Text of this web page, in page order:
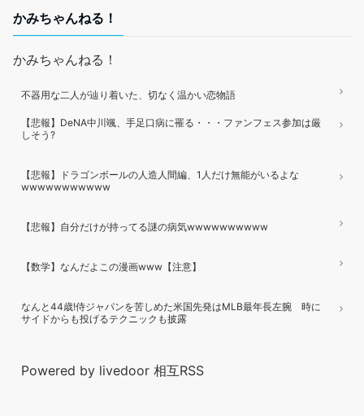
かみちゃんねる！
かみちゃんねる！
不器用な二人が辿り着いた、切なく温かい恋物語
【悲報】DeNA中川颯、手足口病に罹る・・・ファンフェス参加は厳
しそう?
【悲報】ドラゴンボールの人造人間編、1人だけ無能がいるよな
wwwwwwwwwww
【悲報】自分だけが持ってる謎の病気wwwwwwwwww
【数学】なんだよこの漫画www【注意】
なんと44歳!侍ジャパンを苦しめた米国先発はMLB最年長左腕 時に
サイドからも投げるテクニックも披露
Powered by livedoor 相互RSS